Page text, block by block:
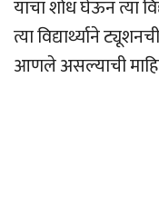
याचा शोध घेऊन त्या
त्या विद्यार्थ्याने
आणले असल्याची